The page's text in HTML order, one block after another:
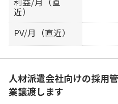
近）
PV/月（直近）
人材派遣会社向けの採用
業譲渡します